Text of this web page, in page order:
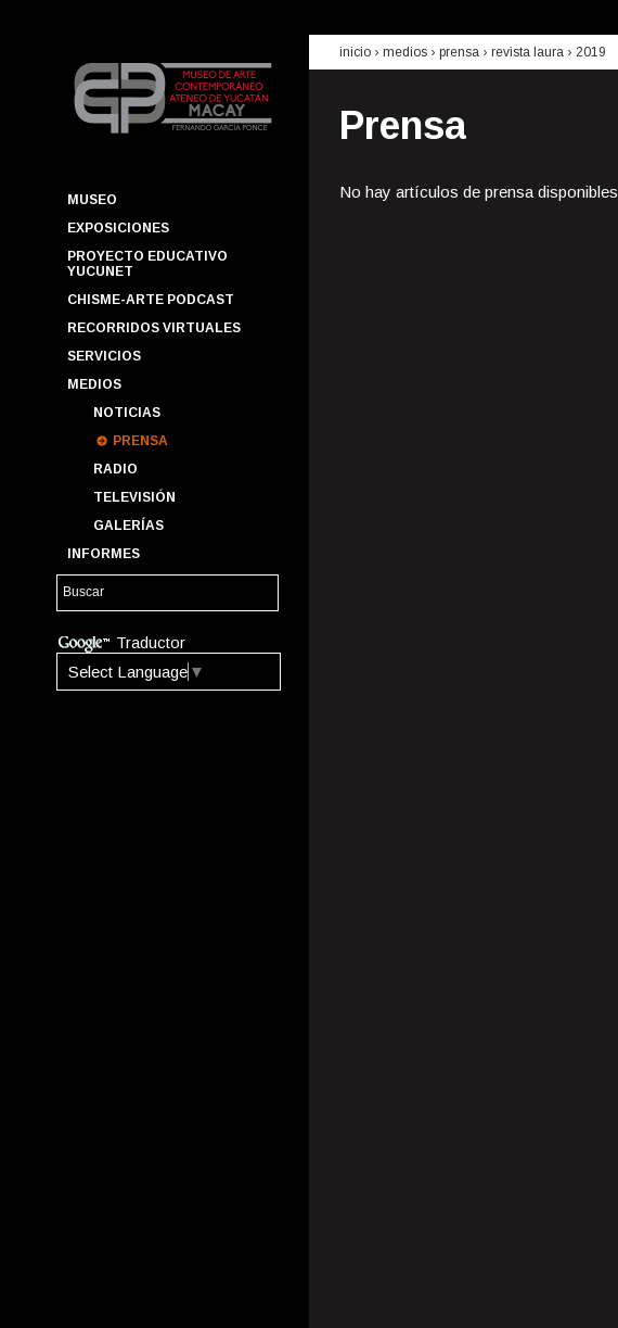
MUSEO
EXPOSICIONES
PROYECTO EDUCATIVO
YUCUNET
CHISME-ARTE PODCAST
RECORRIDOS VIRTUALES
SERVICIOS
MEDIOS
NOTICIAS
PRENSA
RADIO
TELEVISIÓN
GALERÍAS
INFORMES
Traductor
Select Language ▼
inicio › medios › prensa › revista laura › 2019
Prensa
No hay artículos de prensa disponibles